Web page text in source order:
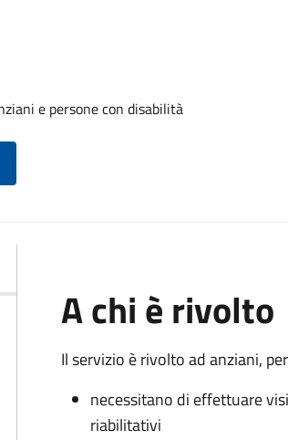
e persone con disabilità
A chi è rivolto
Il servizio è rivolto ad anziani,
necessitano di effettuare
riabilitativi